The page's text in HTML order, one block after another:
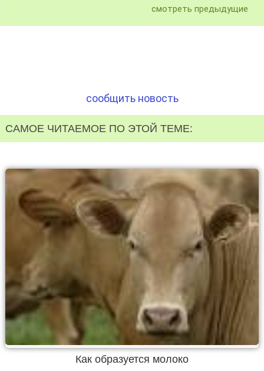
смотреть предыдущие
сообщить новость
САМОЕ ЧИТАЕМОЕ ПО ЭТОЙ ТЕМЕ:
Как образуется молоко